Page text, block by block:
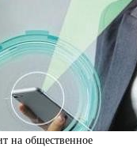
на общественное